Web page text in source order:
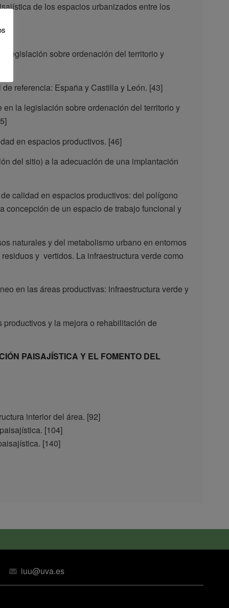
de los espacios urbanizados entre los
legislación sobre ordenación del territorio y
referencia: España y Castilla y León. [43]
la legislación sobre ordenación del territorio y
en espacios productivos. [46]
del sitio) a la adecuación de una implantación
calidad en espacios productivos: del polígono
concepción de un espacio de trabajo funcional y
naturales y del metabolismo urbano en entornos
y vertidos. La infraestructura verde como
en las áreas productivas: infraestructura verde y
y la mejora o rehabilitación de
PAISAJÍSTICA Y EL FOMENTO DEL
interior del área. [92]
[104]
[140]
iuu@uva.es